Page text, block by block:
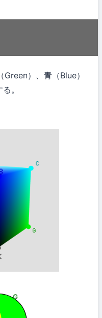
）、青（Blue）
。
G